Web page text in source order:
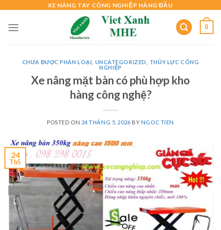
content
XE NÂNG TAY CÔNG NGHIỆP HÀNG ĐẦU
0
CHƯA ĐƯỢC PHÂN LOẠI UNCATEGORIZED
THỦY LỰC CÔNG
NGHIỆP
Xe nâng mặt bàn có phù hợp kho
hàng công nghệ?
POSTED ON 24 THÁNG 5, 2026 BY NGOC TIEN
24
Th5